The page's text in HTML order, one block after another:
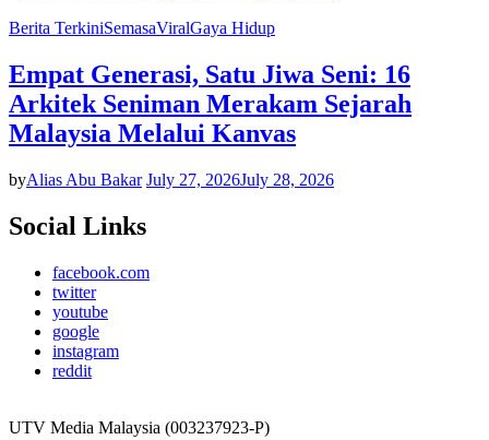
Berita TerkiniSemasaViralGaya Hidup
Empat Generasi, Satu Jiwa Seni: 16
Arkitek Seniman Merakam Sejarah
Malaysia Melalui Kanvas
byAlias Abu Bakar July 27, 2026July 28, 2026
Social Links
facebook.com
twitter
youtube
google
instagram
reddit
UTV Media Malaysia (003237923-P)